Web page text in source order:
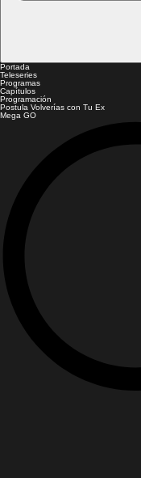
Portada
Teleseries
Programas
Capítulos
Programación
Postula Volverías con Tu Ex
Mega GO